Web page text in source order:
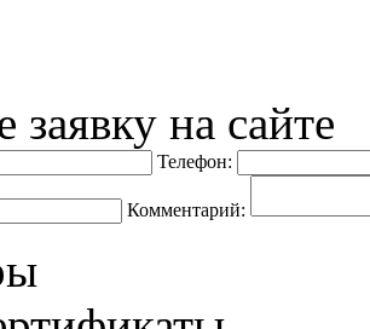
заявку на сайте
Телефон:
Комментарий: